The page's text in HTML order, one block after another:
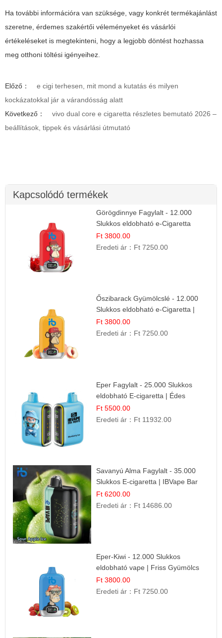
Ha további információra van szüksége, vagy konkrét termékajánlást
szeretne, érdemes szakértői véleményeket és vásárlói
értékeléseket is megtekinteni, hogy a legjobb döntést hozhassa
meg otthoni töltési igényeihez.
Előző：
e cigi terhesen, mit mond a kutatás és milyen
kockázatokkal jár a várandósság alatt
Következő：
vivo dual core e cigaretta részletes bemutató 2026 –
beállítások, tippek és vásárlási útmutató
Kapcsolódó termékek
Görögdinnye Fagylalt - 12.000
Slukkos eldobható e-Cigaretta
Ft 3800.00
Eredeti ár： Ft 7250.00
Őszibarack Gyümölcslé - 12.000
Slukkos eldobható e-Cigaretta |
Friss Gyümölcs Íz
Ft 3800.00
Eredeti ár： Ft 7250.00
Eper Fagylalt - 25.000 Slukkos
eldobható E-cigaretta | Édes
Desszert Íz
Ft 5500.00
Eredeti ár： Ft 11932.00
Savanyú Alma Fagylalt - 35.000
Slukkos E-cigaretta | IBVape Bar
Ft 6200.00
Eredeti ár： Ft 14686.00
Eper-Kiwi - 12.000 Slukkos
eldobható vape | Friss Gyümölcs
Kombináció
Ft 3800.00
Eredeti ár： Ft 7250.00